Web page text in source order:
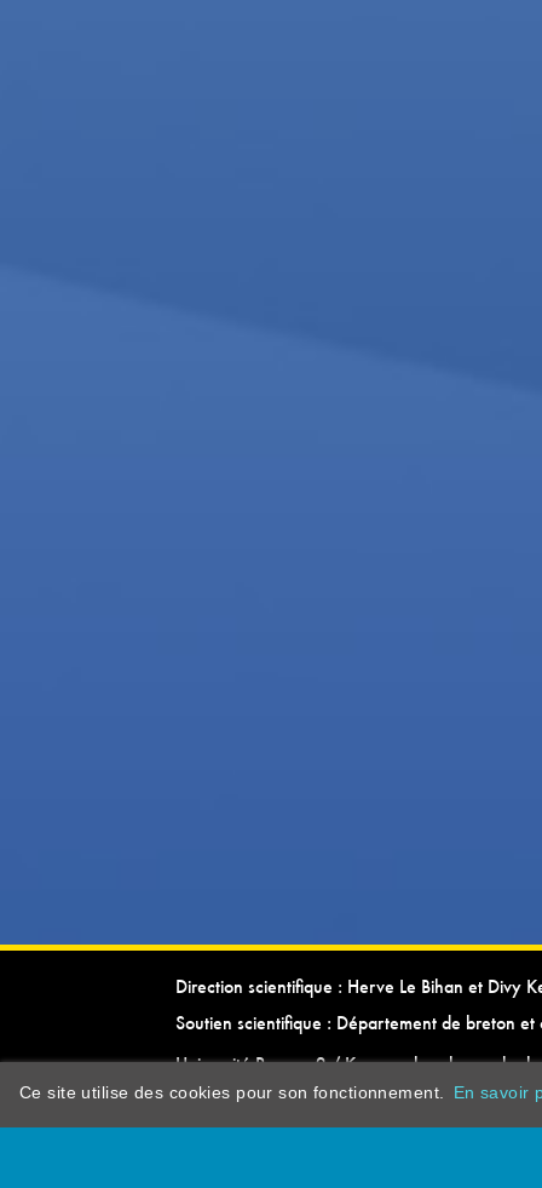
Direction scientifique : Herve Le Bihan et Divy
Soutien scientifique : Département de breton et
Université Rennes 2 / Kevrenn brezhoneg ha
Ce site utilise des cookies pour son fonctionnement. En savoir